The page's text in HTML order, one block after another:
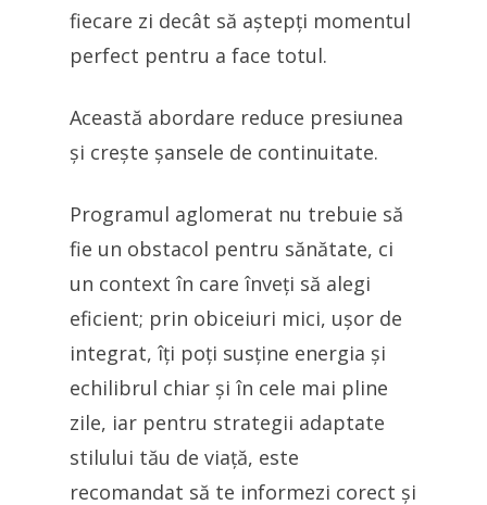
fiecare zi decât să aștepți momentul
perfect pentru a face totul.
Această abordare reduce presiunea
și crește șansele de continuitate.
Programul aglomerat nu trebuie să
fie un obstacol pentru sănătate, ci
un context în care înveți să alegi
eficient; prin obiceiuri mici, ușor de
integrat, îți poți susține energia și
echilibrul chiar și în cele mai pline
zile, iar pentru strategii adaptate
stilului tău de viață, este
recomandat să te informezi corect și